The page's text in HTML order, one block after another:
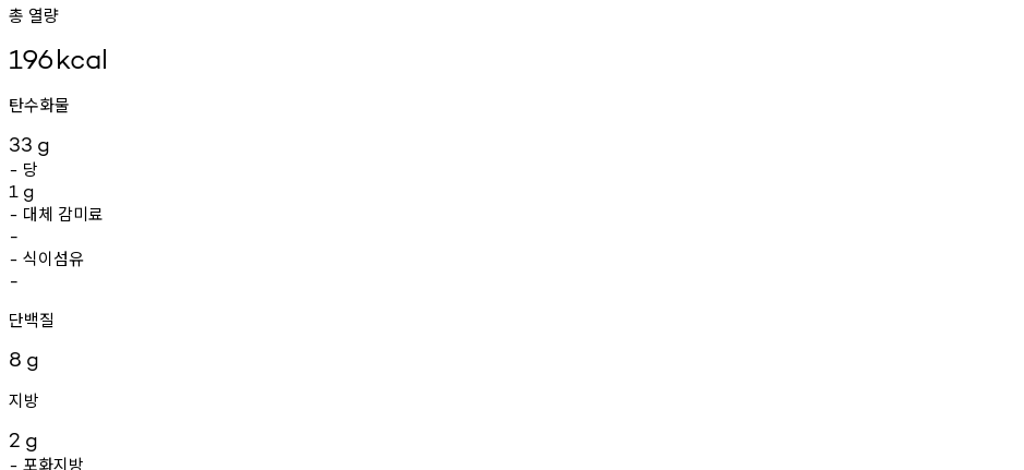
총 열량
196kcal
탄수화물
33 g
- 당
1 g
- 대체 감미료
-
- 식이섬유
-
단백질
8 g
지방
2 g
- 포화지방